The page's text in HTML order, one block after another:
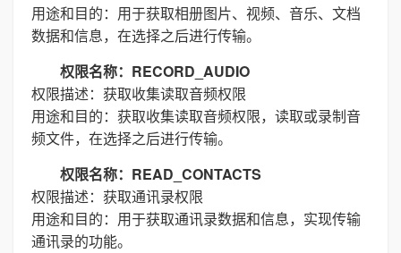
用途和目的：用于获取相册图片、视频、音乐、文档
数据和信息，在选择之后进行传输。
权限名称：RECORD_AUDIO
权限描述：获取收集读取音频权限
用途和目的：获取收集读取音频权限，读取或录制音
频文件，在选择之后进行传输。
权限名称：READ_CONTACTS
权限描述：获取通讯录权限
用途和目的：用于获取通讯录数据和信息，实现传输
通讯录的功能。